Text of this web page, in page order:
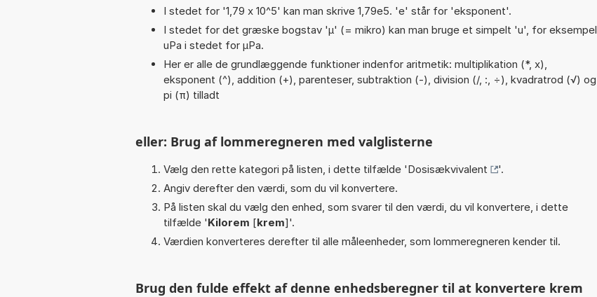
I stedet for '1,79 x 10^5' kan man skrive 1,79e5. 'e' står for 'eksponent'.
I stedet for det græske bogstav 'µ' (= mikro) kan man bruge et simpelt 'u', for eksempel
uPa i stedet for µPa.
Her er alle de grundlæggende funktioner indenfor aritmetik: multiplikation (*, x),
eksponent (^), addition (+), parenteser, subtraktion (-), division (/, :, ÷), kvadratrod (√) og
pi (π) tilladt
eller: Brug af lommeregneren med valglisterne
Vælg den rette kategori på listen, i dette tilfælde 'Dosisækvivalent
'.
Angiv derefter den værdi, som du vil konvertere.
På listen skal du vælg den enhed, som svarer til den værdi, du vil konvertere, i dette
tilfælde 'Kilorem [krem]'.
Værdien konverteres derefter til alle måleenheder, som lommeregneren kender til.
Brug den fulde effekt af denne enhedsberegner til at konvertere krem